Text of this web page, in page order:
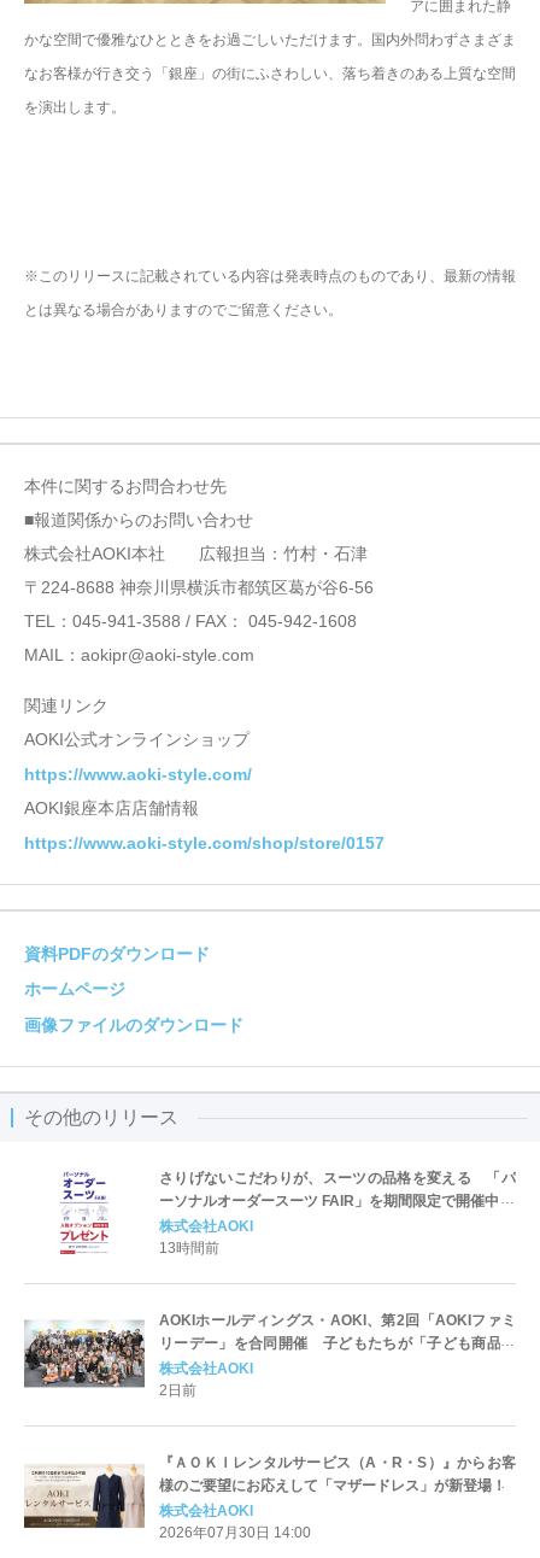
アに囲まれた静
かな空間で優雅なひとときをお過ごしいただけます。国内外問わずさまざま
なお客様が行き交う「銀座」の街にふさわしい、落ち着きのある上質な空間
を演出します。
※このリリースに記載されている内容は発表時点のものであり、最新の情報
とは異なる場合がありますのでご留意ください。
本件に関するお問合わせ先
■報道関係からのお問い合わせ
株式会社AOKI本社 広報担当：竹村・石津
〒224-8688 神奈川県横浜市都筑区葛が谷6-56
TEL：045-941-3588 / FAX： 045-942-1608
MAIL：aokipr@aoki-style.com
関連リンク
AOKI公式オンラインショップ
https://www.aoki-style.com/
AOKI銀座本店店舗情報
https://www.aoki-style.com/shop/store/0157
資料PDFのダウンロード
ホームページ
画像ファイルのダウンロード
その他のリリース
さりげないこだわりが、スーツの品格を変える 「パ
ーソナルオーダースーツ FAIR」を期間限定で開催中！
株式会社AOKI
13時間前
AOKIホールディングス・AOKI、第2回「AOKIファミ
リーデー」を合同開催 子どもたちが「子ども商品開
発部長」に就任！未来のスーツを企画・発表
株式会社AOKI
2日前
『ＡＯＫＩレンタルサービス（A・R・S）』からお客
様のご要望にお応えして「マザードレス」が新登場！
株式会社AOKI
2026年07月30日 14:00